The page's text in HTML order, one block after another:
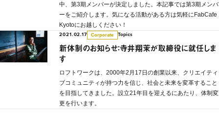
中、第3期メンバーが決定しました。本記事では第3期メンバ
ーをご紹介します。気になる活動がある方は気軽にFabCafe
Kyotoにお越しください！
2021.02.17 Corporate Topics
新体制のお知らせ：寺井翔茉が取締役に就任しま
す
ロフトワークは、2000年2月17日の創業以来、クリエイティ
ブコミュニティが持つ力を信じ、社会と未来を変革すること
を目指してきました。設立21年目を迎えるにあたり、体制変
更を行います。